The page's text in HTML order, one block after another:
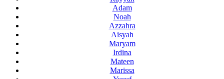
Adam
Noah
Azzahra
Aisyah
Maryam
Irdina
Mateen
Marissa